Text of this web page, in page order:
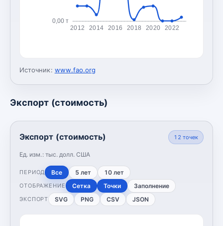
0,00 т
2012 2014 2016 2018 2020 2022
Источник: www.fao.org
Экспорт (стоимость)
Экспорт (стоимость)
Ед. изм.: тыс. долл. США
12 точек
ПЕРИОД Все 5 лет 10 лет
ОТОБРАЖЕНИЕ Сетка Точки Заполнение
ЭКСПОРТ SVG PNG CSV JSON